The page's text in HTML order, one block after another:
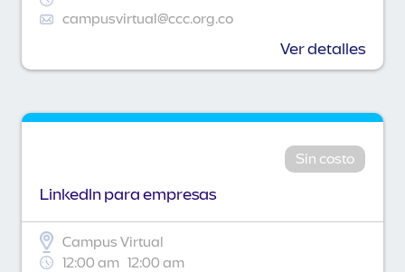
campusvirtual@ccc.org.co
Ver detalles
Sin costo
Linkedln para empresas
Campus Virtual
12:00 am 12:00 am